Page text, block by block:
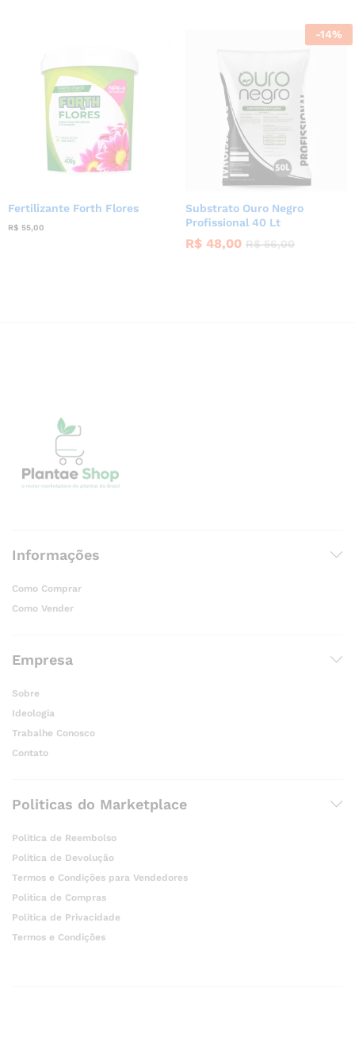
Fertilizante Forth Flores
R$ 55,00
-14%
Substrato Ouro Negro
Profissional 40 Lt
R$ 48,00 R$56,00
Informações
Como Comprar
Como Vender
Empresa
Sobre
Ideologia
Trabalhe Conosco
Contato
Politicas do Marketplace
Politica de Reembolso
Politica de Devolução
Termos e Condições para Vendedores
Politica de Compras
Politica de Privacidade
Termos e Condições